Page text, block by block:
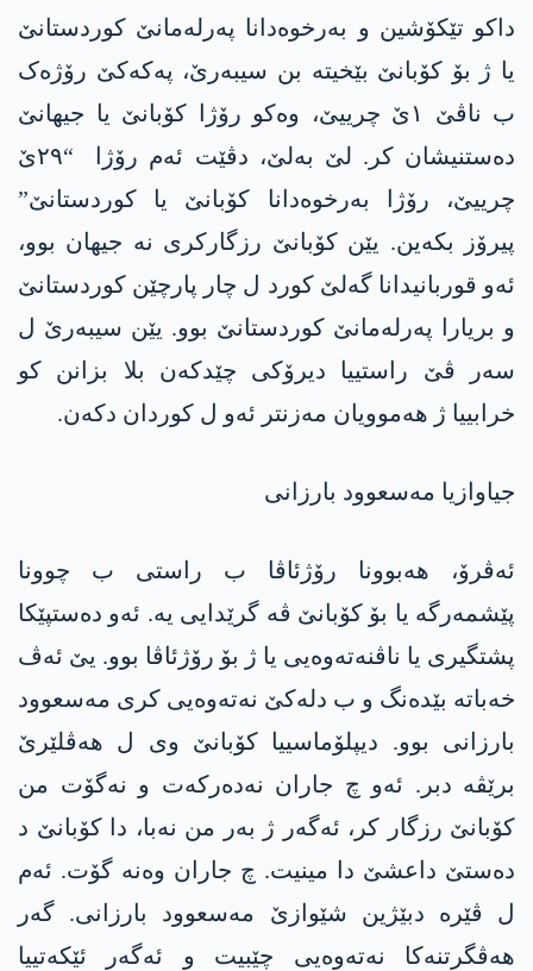
داکو تێکۆشین و بەرخوەدانا پەرلەمانێ کوردستانێ
یا ژ بۆ کۆبانێ بێخیتە بن سیبەرێ، پەکەکێ رۆژەک
ب ناڤێ ١ێ چرییێ، وەکو رۆژا کۆبانێ یا جیھانێ
دەستنیشان کر. لێ بەلێ، دڤێت ئەم رۆژا “٢٩ێ
چرییێ، رۆژا بەرخوەدانا کۆبانێ یا کوردستانێ”
پیرۆز بکەین. یێن کۆبانێ رزگارکری نە جیھان بوو،
ئەو قوربانیدانا گەلێ کورد ل چار پارچێن کوردستانێ
و بریارا پەرلەمانێ کوردستانێ بوو. یێن سیبەرێ ل
سەر ڤێ راستییا دیرۆکی چێدکەن بلا بزانن کو
خرابییا ژ هەموویان مەزنتر ئەو ل کوردان دکەن.
جیاوازیا مەسعوود بارزانی
ئەڤرۆ، ھەبوونا رۆژئاڤا ب راستی ب چوونا
پێشمەرگە یا بۆ کۆبانێ ڤە گرێدایی یە. ئەو دەستپێکا
پشتگیری یا ناڤنەتەوەیی یا ژ بۆ رۆژئاڤا بوو. یێ ئەڤ
خەباتە بێدەنگ و ب دلەکێ نەتەوەیی کری مەسعوود
بارزانی بوو. دیپلۆماسییا کۆبانێ وی ل ھەڤلێرێ
برێڤە دبر. ئەو چ جاران نەدەرکەت و نەگۆت من
کۆبانێ رزگار کر، ئەگەر ژ بەر من نەبا، دا کۆبانێ د
دەستێ داعشێ دا مینیت. چ جاران وەنە گۆت. ئەم
ل ڤێرە دبێژین شێوازێ مەسعوود بارزانی. گەر
ھەڤگرتنەکا نەتەوەیی چێبیت و ئەگەر ئێکەتییا